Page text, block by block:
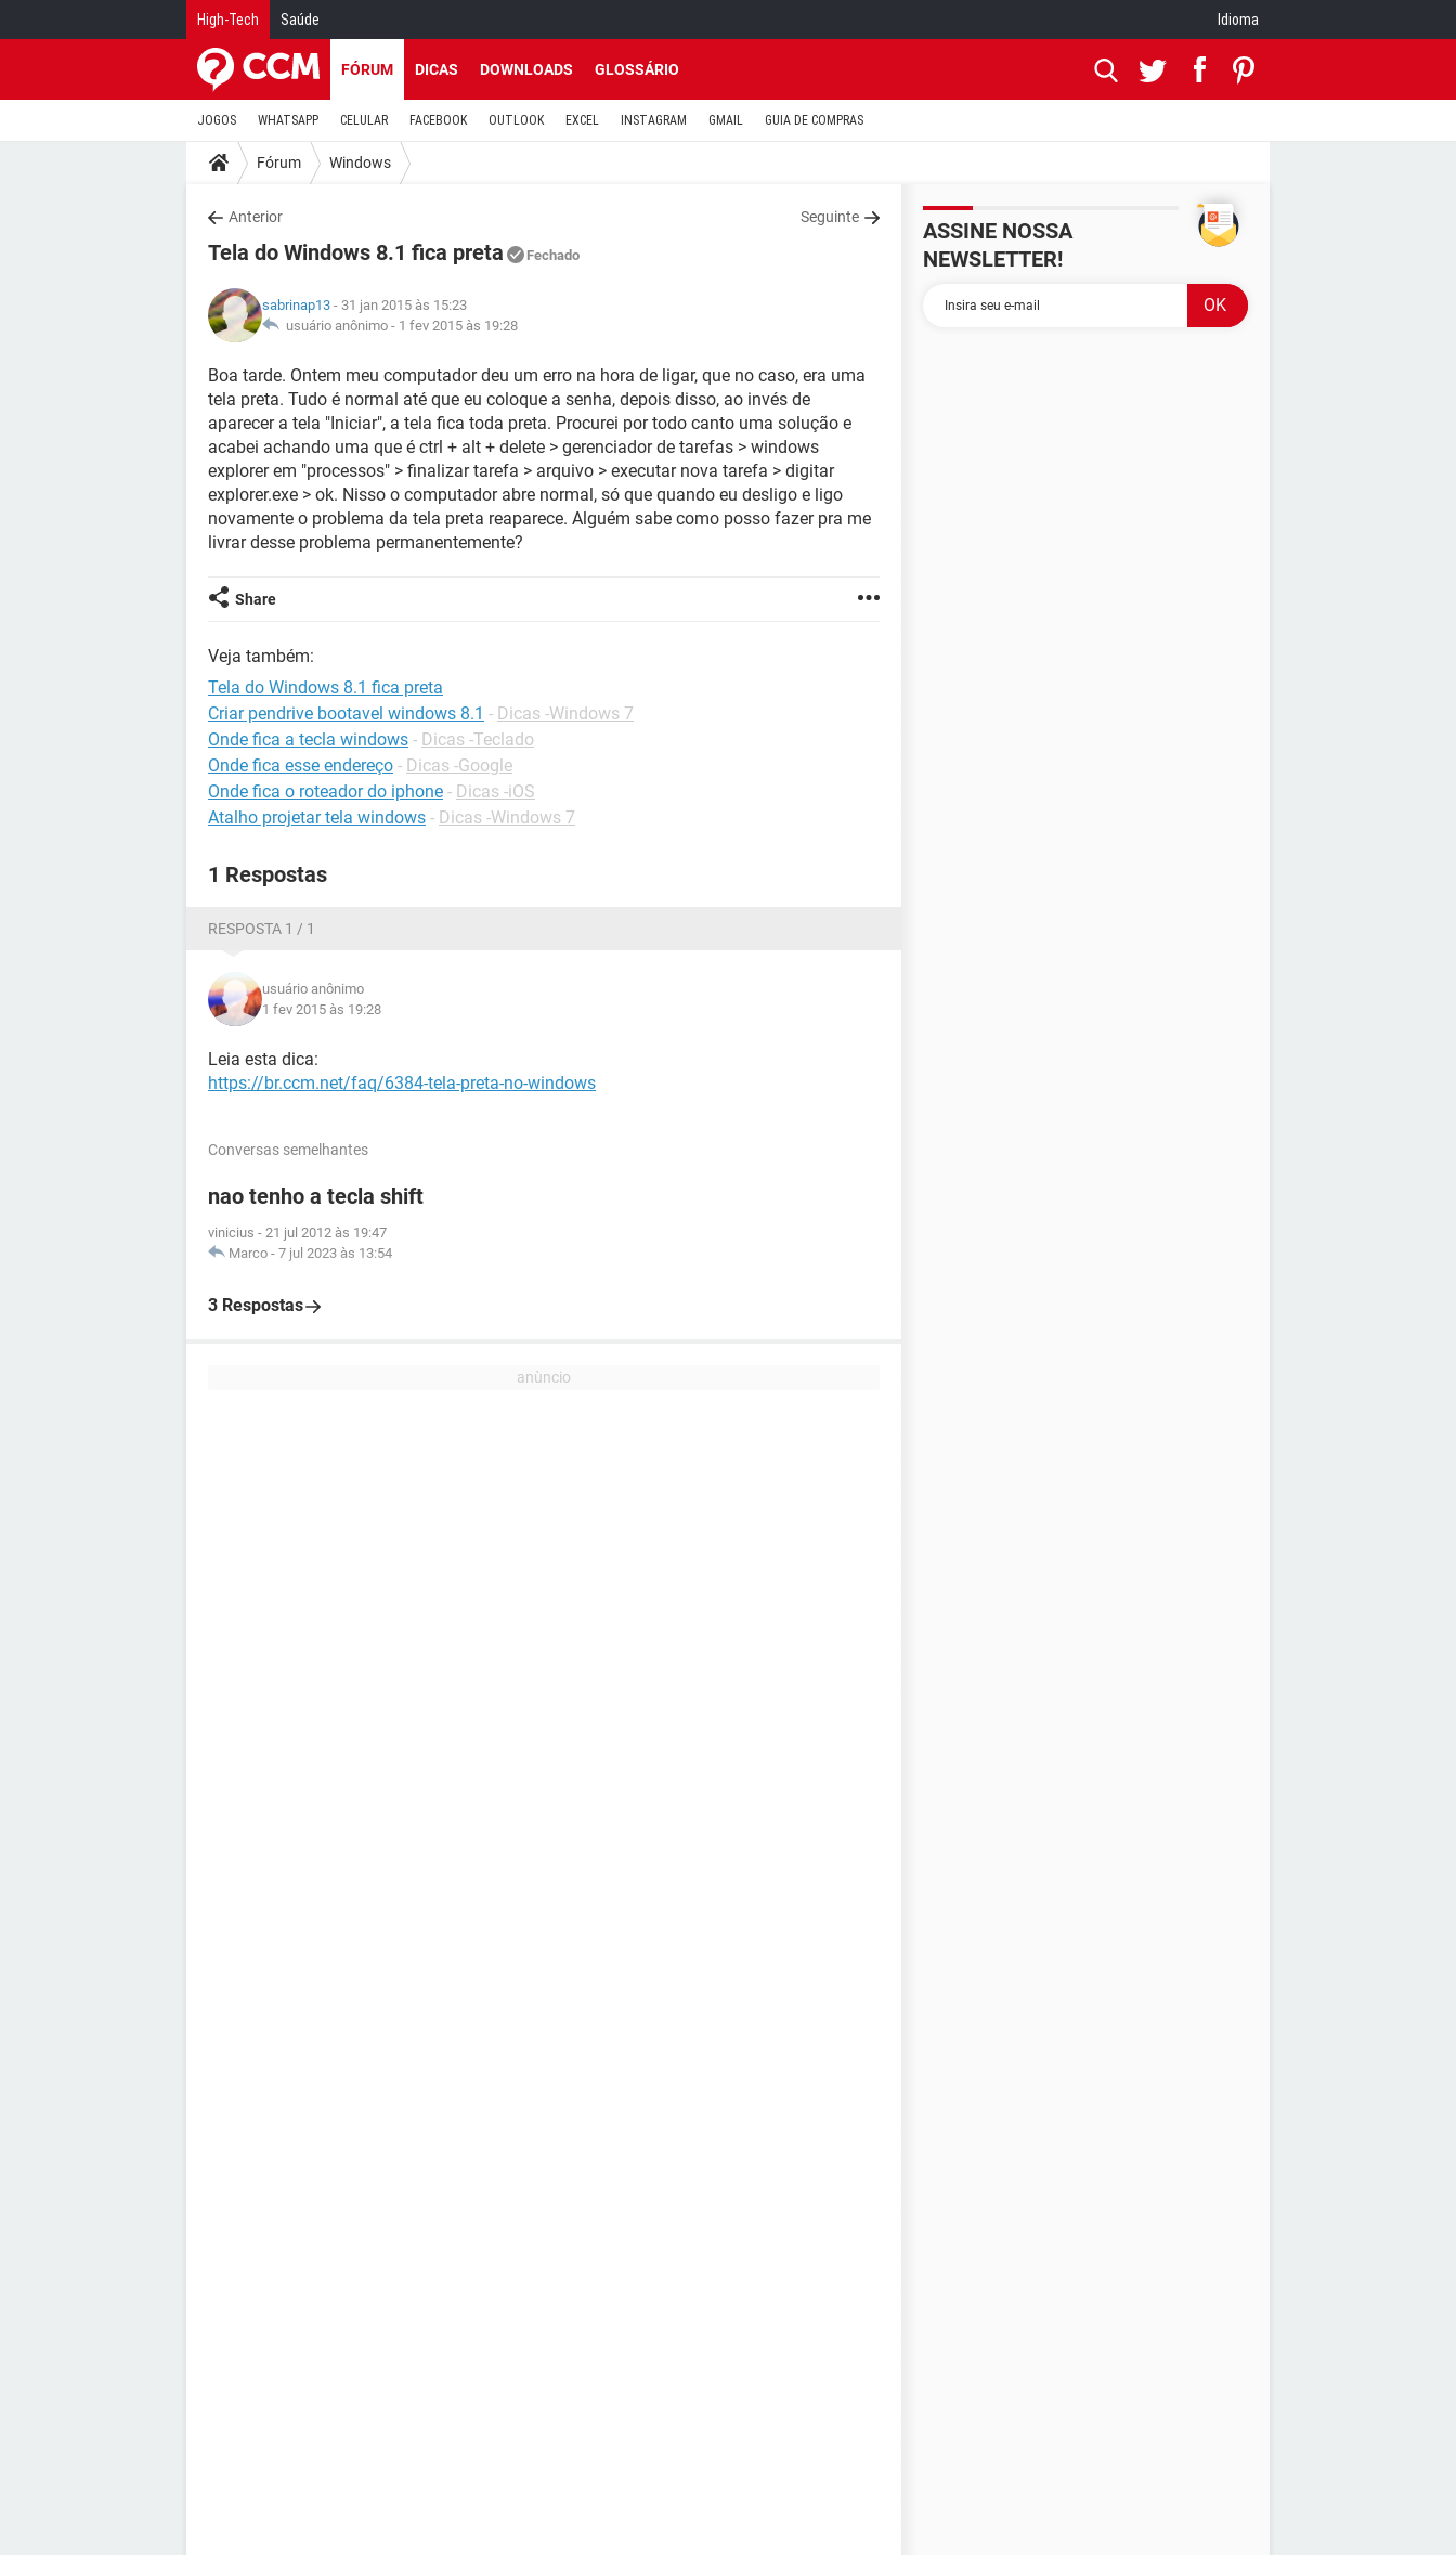
High-Tech Saúde Idioma
FÓRUM DICAS DOWNLOADS GLOSSÁRIO
JOGOS WHATSAPP CELULAR FACEBOOK OUTLOOK EXCEL INSTAGRAM GMAIL GUIA DE COMPRAS
Fórum Windows
Anterior Seguinte
Tela do Windows 8.1 fica preta Fechado
sabrinap13 - 31 jan 2015 às 15:23
usuário anônimo - 1 fev 2015 às 19:28
Boa tarde. Ontem meu computador deu um erro na hora de ligar, que no caso, era uma
tela preta. Tudo é normal até que eu coloque a senha, depois disso, ao invés de
aparecer a tela "Iniciar", a tela fica toda preta. Procurei por todo canto uma solução e
acabei achando uma que é ctrl + alt + delete > gerenciador de tarefas > windows
explorer em "processos" > finalizar tarefa > arquivo > executar nova tarefa > digitar
explorer.exe > ok. Nisso o computador abre normal, só que quando eu desligo e ligo
novamente o problema da tela preta reaparece. Alguém sabe como posso fazer pra me
livrar desse problema permanentemente?
Share
Veja também:
Tela do Windows 8.1 fica preta
Criar pendrive bootavel windows 8.1 - Dicas -Windows 7
Onde fica a tecla windows - Dicas -Teclado
Onde fica esse endereço - Dicas -Google
Onde fica o roteador do iphone - Dicas -iOS
Atalho projetar tela windows - Dicas -Windows 7
1 Respostas
RESPOSTA 1 / 1
usuário anônimo
1 fev 2015 às 19:28
Leia esta dica:
https://br.ccm.net/faq/6384-tela-preta-no-windows
Conversas semelhantes
nao tenho a tecla shift
vinicius - 21 jul 2012 às 19:47
Marco - 7 jul 2023 às 13:54
3 Respostas
ASSINE NOSSA
NEWSLETTER!